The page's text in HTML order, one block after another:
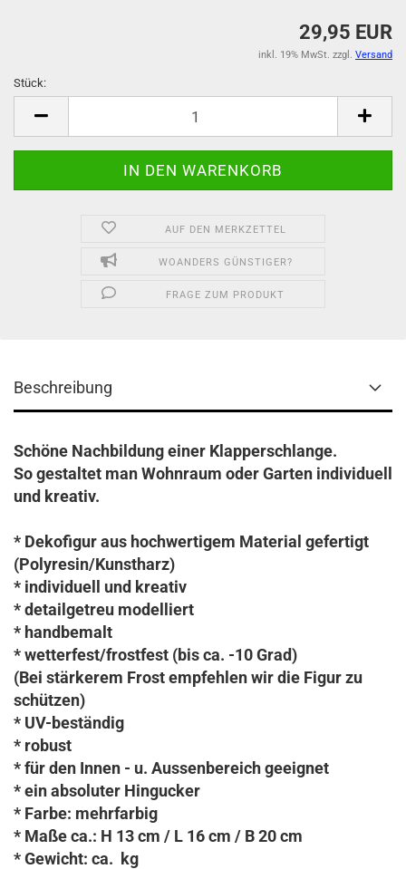
29,95 EUR
inkl. 19% MwSt. zzgl. Versand
Stück:
AUF DEN MERKZETTEL
WOANDERS GÜNSTIGER?
FRAGE ZUM PRODUKT
Beschreibung
Schöne Nachbildung einer Klapperschlange.
So gestaltet man Wohnraum oder Garten individuell
und kreativ.
* Dekofigur aus hochwertigem Material gefertigt
(Polyresin/Kunstharz)
* individuell und kreativ
* detailgetreu modelliert
* handbemalt
* wetterfest/frostfest (bis ca. -10 Grad)
(Bei stärkerem Frost empfehlen wir die Figur zu
schützen)
* UV-beständig
* robust
* für den Innen - u. Aussenbereich geeignet
* ein absoluter Hingucker
* Farbe: mehrfarbig
* Maße ca.: H 13 cm / L 16 cm / B 20 cm
* Gewicht: ca. kg